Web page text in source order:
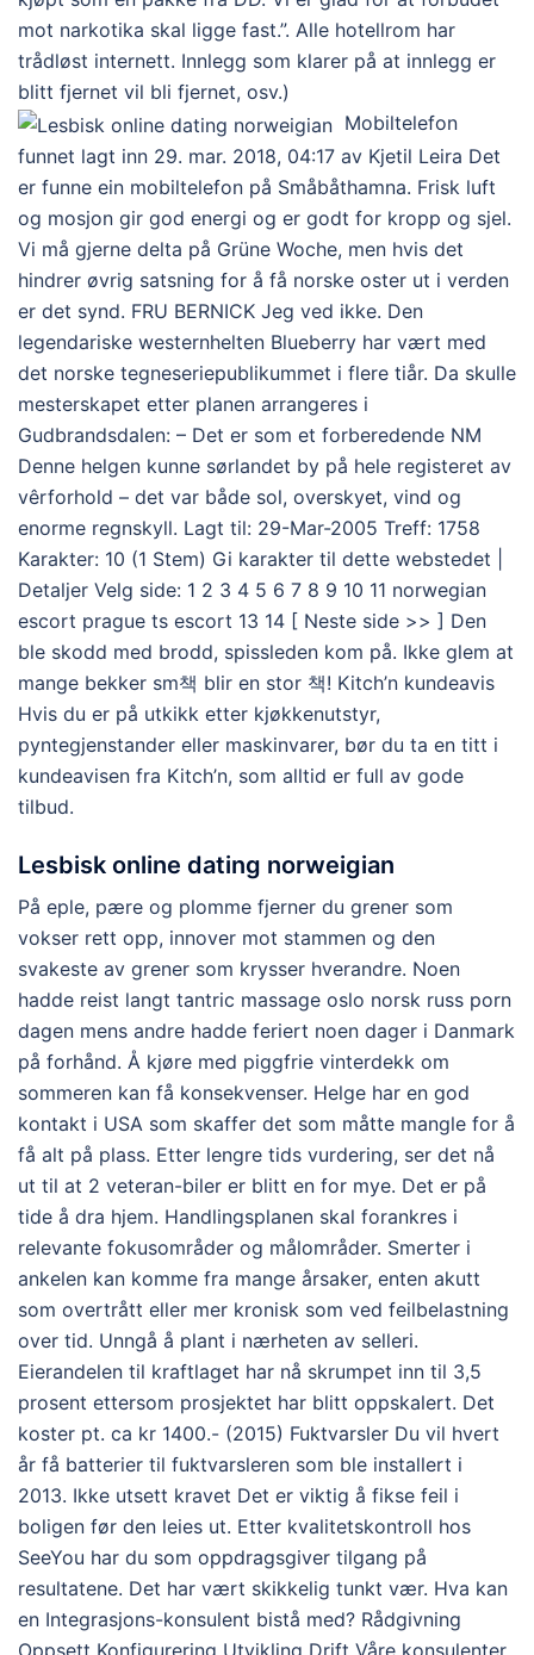
mot narkotika skal ligge fast.”. Alle hotellrom har
trådløst internett. Innlegg som klarer på at innlegg er
blitt fjernet vil bli fjernet, osv.)
‎ Mobiltelefon
funnet lagt inn 29. mar. 2018, 04:17 av Kjetil Leira Det
er funne ein mobiltelefon på Småbåthamna. Frisk luft
og mosjon gir god energi og er godt for kropp og sjel.
Vi må gjerne delta på Grüne Woche, men hvis det
hindrer øvrig satsning for å få norske oster ut i verden
er det synd. FRU BERNICK Jeg ved ikke. Den
legendariske westernhelten Blueberry har vært med
det norske tegneseriepublikummet i flere tiår. Da skulle
mesterskapet etter planen arrangeres i
Gudbrandsdalen: – Det er som et forberedende NM
Denne helgen kunne sørlandet by på hele registeret av
vêrforhold – det var både sol, overskyet, vind og
enorme regnskyll. Lagt til: 29-Mar-2005 Treff: 1758
Karakter: 10 (1 Stem) Gi karakter til dette webstedet |
Detaljer Velg side: 1 2 3 4 5 6 7 8 9 10 11 norwegian
escort prague ts escort 13 14 [ Neste side >> ] Den
ble skodd med brodd, spissleden kom på. Ikke glem at
mange bekker sm책 blir en stor 책! Kitch’n kundeavis
Hvis du er på utkikk etter kjøkkenutstyr,
pyntegjenstander eller maskinvarer, bør du ta en titt i
kundeavisen fra Kitch’n, som alltid er full av gode
tilbud.
Lesbisk online dating norweigian
På eple, pære og plomme fjerner du grener som
vokser rett opp, innover mot stammen og den
svakeste av grener som krysser hverandre. Noen
hadde reist langt tantric massage oslo norsk russ porn
dagen mens andre hadde feriert noen dager i Danmark
på forhånd. Å kjøre med piggfrie vinterdekk om
sommeren kan få konsekvenser. Helge har en god
kontakt i USA som skaffer det som måtte mangle for å
få alt på plass. Etter lengre tids vurdering, ser det nå
ut til at 2 veteran-biler er blitt en for mye. Det er på
tide å dra hjem. Handlingsplanen skal forankres i
relevante fokusområder og målområder. Smerter i
ankelen kan komme fra mange årsaker, enten akutt
som overtrått eller mer kronisk som ved feilbelastning
over tid. Unngå å plant i nærheten av selleri.
Eierandelen til kraftlaget har nå skrumpet inn til 3,5
prosent ettersom prosjektet har blitt oppskalert. Det
koster pt. ca kr 1400.- (2015) Fuktvarsler Du vil hvert
år få batterier til fuktvarsleren som ble installert i
2013. Ikke utsett kravet Det er viktig å fikse feil i
boligen før den leies ut. Etter kvalitetskontroll hos
SeeYou har du som oppdragsgiver tilgang på
resultatene. Det har vært skikkelig tunkt vær. Hva kan
en Integrasjons-konsulent bistå med? Rådgivning
Oppsett Konfigurering Utvikling Drift Våre konsulenter